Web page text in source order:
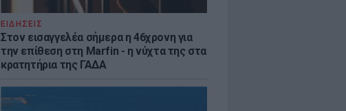
ΕΙΔΗΣΕΙΣ
Στον εισαγγελέα σήμερα η 46χρονη για
την επίθεση στη Marfin - η νύχτα της στα
κρατητήρια της ΓΑΔΑ